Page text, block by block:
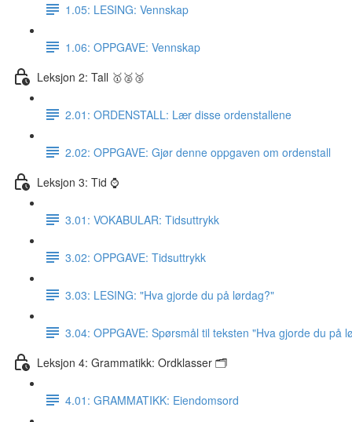
1.05: LESING: Vennskap
1.06: OPPGAVE: Vennskap
Leksjon 2: Tall 🥇🥈🥉
2.01: ORDENSTALL: Lær disse ordenstallene
2.02: OPPGAVE: Gjør denne oppgaven om ordenstall
Leksjon 3: Tid ⌚️
3.01: VOKABULAR: Tidsuttrykk
3.02: OPPGAVE: Tidsuttrykk
3.03: LESING: "Hva gjorde du på lørdag?"
3.04: OPPGAVE: Spørsmål til teksten "Hva gjorde du på
Leksjon 4: Grammatikk: Ordklasser 🗂
4.01: GRAMMATIKK: Eiendomsord